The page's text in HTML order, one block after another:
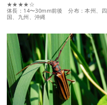
★★★★☆
体長：14〜30mm前後 分布：本州、四
国、九州、沖縄